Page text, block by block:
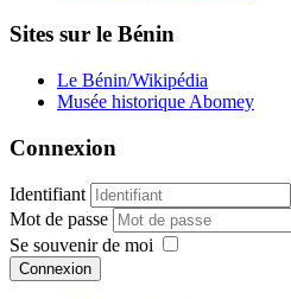
Sites sur le Bénin
Le Bénin/Wikipédia
Musée historique Abomey
Connexion
Identifiant
Mot de passe
Se souvenir de moi
Connexion